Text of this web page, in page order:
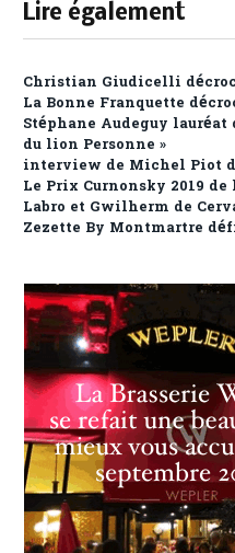
Lire également
Christian Giudicelli
La Bonne Franquette
Stéphane Audeguy
du lion Personne »
interview de Michel Piot
Le Prix Curnonsky 2019 de
Labro et Gwilherm de
Zezette By Montmartre